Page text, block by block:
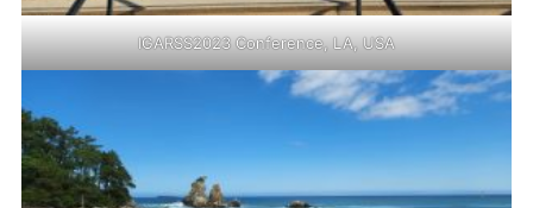
IGARSS2023 Conference, LA, USA